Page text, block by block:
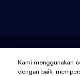
Kami menggunakan
dengan baik,